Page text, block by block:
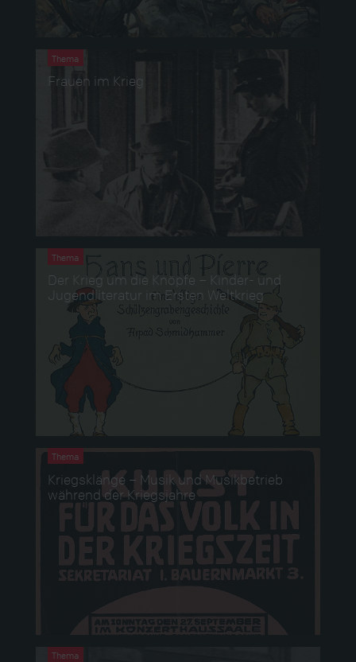
Thema
Frauen im Krieg
Thema
Der Krieg um die Knöpfe – Kinder- und
Jugendliteratur im Ersten Weltkrieg
Thema
Kriegsklänge – Musik und Musikbetrieb
während der Kriegsjahre
Thema